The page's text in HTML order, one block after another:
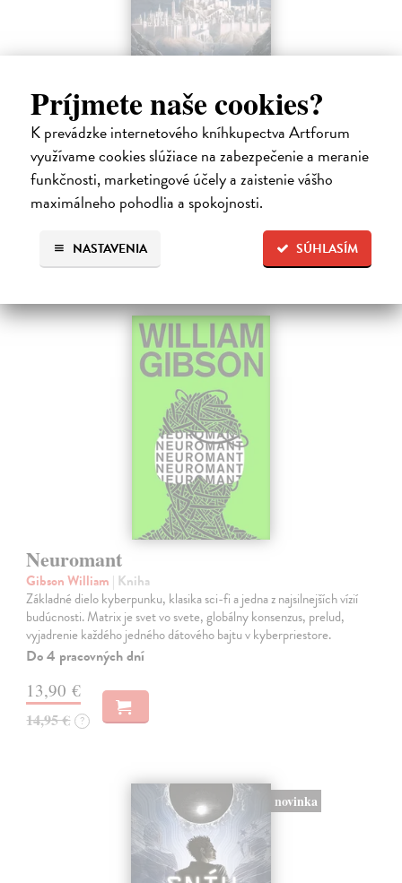
Príjmete naše cookies?
K prevádzke internetového kníhkupectva Artforum
využívame cookies slúžiace na zabezpečenie a meranie
funkčnosti, marketingové účely a zaistenie vášho
maximálneho pohodlia a spokojnosti.
SÚHLASÍM
NASTAVENIA
Pád Gondolinu
Tolkien J.R.R.| Kniha
Legenda o páde Gondolinu hovorí o boji dvoch najväčších mocností
sveta. Zlo predstavuje Morgoth, najhorší zo všetkých, vodca
obrovských armád, ktoré riadi zo svojej železnej pevnosti.
18,55 €
Neuromant
Gibson William | Kniha
Základné dielo kyberpunku, klasika sci-fi a jedna z najsilnejších vízií
budúcnosti. Matrix je svet vo svete, globálny konsenzus, prelud,
vyjadrenie každého jedného dátového bajtu v kyberpriestore.
Do 4 pracovných dní
13,90 €
14,95 € ?
novinka